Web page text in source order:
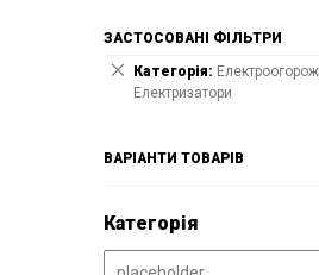
ЗАСТОСОВАНІ ФІЛЬТРИ
Категорія
Електризатори
ВАРІАНТИ ТОВАРІВ
Категорія